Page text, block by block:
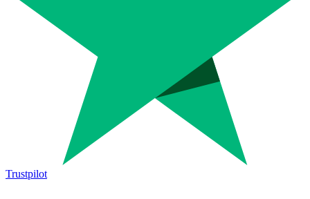
Trustpilot